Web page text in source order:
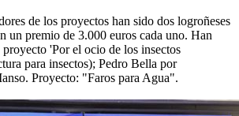
de los proyectos han sido dos logroñeses
un premio de 3.000 euros cada uno. Han
'Por el ocio de los insectos
para insectos); Pedro Bella por
Proyecto: "Faros para Agua".